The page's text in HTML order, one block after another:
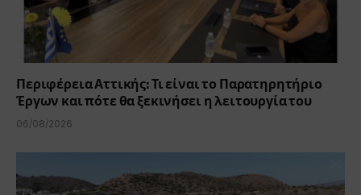
Περιφέρεια Αττικής: Τι είναι το Παρατηρητήριο
Έργων και πότε θα ξεκινήσει η λειτουργία του
06/08/2026